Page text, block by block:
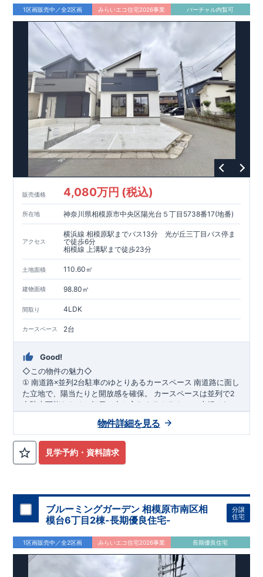
境 (ホルムアルデヒド発散等級3)
快適に長く住める住宅
【長期優良住宅】■国の定める7つの技術基準をクリア ■税制
優遇あり 【東栄セーフティーダンパー標準装備】
ーで振れ幅を大幅に低減、繰り返す地震に強い『耐震+制震』
■メンテナンスフリー
現地案内予約受付中詳細やご見学など、お気軽にお問合せ下さ
い♪ 東栄住宅 本八幡営業所 TEL:0120-948-056
1区画販売中／全2区画 みらいエコ住宅2026事業 バーチャル内覧可
販売価格 4,080万円 (税込)
所在地 神奈川県相模原市中央区陽光台５丁目5738番17(地番)
アクセス
横浜線 相模原駅までバス13分 光が丘三丁目バス停ま
で徒歩6分
相模線 上溝駅まで徒歩23分
土地面積 110.60㎡
建物面積 98.80㎡
間取り 4LDK
カースペース 2台
Good!
◇この物件の魅力◇
① 南道路×並列2台駐車のゆとりあるカースペース 南道路に面し
た立地で、陽当たりと開放感を確保。
カースペースは並列で2
台駐車可能なため、毎日の出し入れもラクラク。
ご夫婦それぞ
インクローゼットを設置。衣類や季節用品、趣味の道具までし
っかり収納でき、居室空間を広く美しく保てます。家族それぞ
れの「しまう場所」が確保された、整理整頓しやすい間取りで
す。
③ 随所に収納を配置した、暮らしやすさ重視の住空間
ーや各所の収納スペースなど、日常使いを考えた収納計画。
丘三丁目」まで徒歩6分
JR相模線 「上溝」駅まで徒歩23 分 ◇ロケーション◇
・相模原市立陽光台小学校 徒歩 分​
・相模原市立緑が丘中学校 徒歩
12分​
・グルメシティ光が丘店 徒歩10分
・ファミリーマート相模原陽光台五丁目店 徒歩5分
◇ブルーミングガーデンのこだわり◇ 【全棟自社一貫体制】
・誰が、何をしたか。が明確だからこそ、お客様の安心に繋が
見学予約・資料請求
物件詳細を見る
ブルーミングガーデン 相模原市南区相
模台6丁目2棟-長期優良住宅-
分譲
住宅
1区画販売中／全2区画 みらいエコ住宅2026事業 長期優良住宅